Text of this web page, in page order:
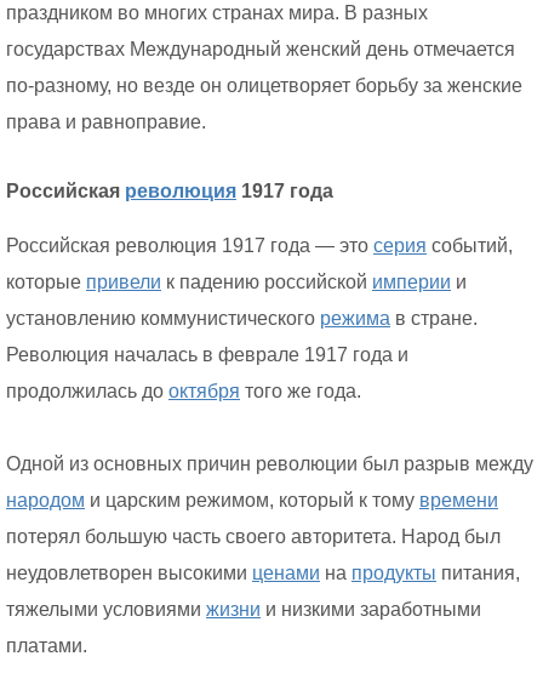
праздником во многих странах мира. В разных
государствах Международный женский день отмечается
по-разному, но везде он олицетворяет борьбу за женские
права и равноправие.
Российская революция 1917 года
Российская революция 1917 года — это серия событий,
которые привели к падению российской империи и
установлению коммунистического режима в стране.
Революция началась в феврале 1917 года и
продолжилась до октября того же года.
Одной из основных причин революции был разрыв между
народом и царским режимом, который к тому времени
потерял большую часть своего авторитета. Народ был
неудовлетворен высокими ценами на продукты питания,
тяжелыми условиями жизни и низкими заработными
платами.